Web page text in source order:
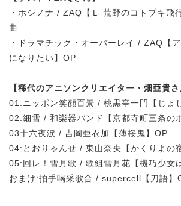
・ホシノナ / ZAQ【Ｌ 荒野のコトブキ飛
曲
・ドラマチック・オーバーレイ / ZAQ【
になりたい】OP
【稀代のアニソンクリエイター・畑亜貴
01:ニッポン笑顔百景 / 桃黒亭一門【じょ
02:細雪 / 和楽器バンド【京都寺町三条の
03十六夜涙 / 吉岡亜衣加【薄桜鬼】OP
04:とおりゃんせ / 東山奈央【かくりよの
05:回レ！雪月歌 / 歌組雪月花【機巧少女
おまけ:拍手喝采歌合 / supercell【刀語】